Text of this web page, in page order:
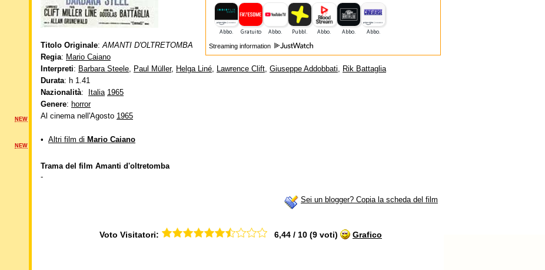
Streaming information
Titolo Originale:AMANTI D'OLTRETOMBA
Regia: Mario Caiano
Interpreti: Barbara Steele, Paul Müller, Helga Liné, Lawrence Clift, Giuseppe Addobbati, Rik Battaglia
Durata: h 1.41
Nazionalità: Italia 1965
Genere: horror
Al cinema nell'Agosto 1965
• Altri film di Mario Caiano
Trama del film Amanti d'oltretomba
-
Sei un blogger? Copia la scheda del film
Voto Visitatori: 6,44 / 10 (9 voti) Grafico
NEW
NEW